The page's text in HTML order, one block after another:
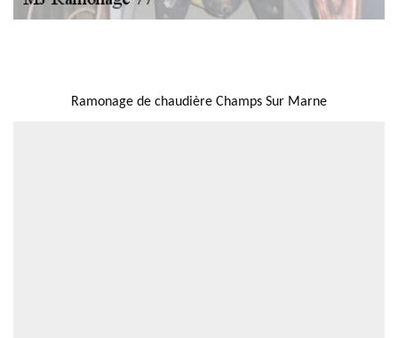
Ramonage de chaudière Champs Sur Marne